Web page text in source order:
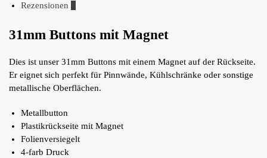
Rezensionen
31mm Buttons mit Magnet
Dies ist unser 31mm Buttons mit einem Magnet auf der Rückseite.
Er eignet sich perfekt für Pinnwände, Kühlschränke oder sonstige
metallische Oberflächen.
Metallbutton
Plastikrückseite mit Magnet
Folienversiegelt
4-farb Druck